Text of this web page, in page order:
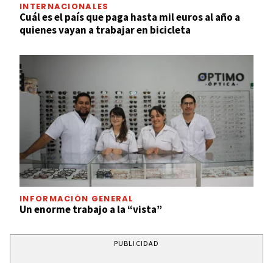
INTERNACIONALES
Cuál es el país que paga hasta mil euros al año a
quienes vayan a trabajar en bicicleta
INFORMACIÓN GENERAL
Un enorme trabajo a la “vista”
PUBLICIDAD